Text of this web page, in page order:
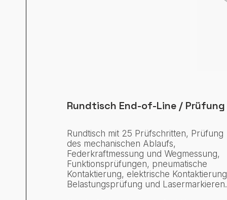
Rundtisch End-of-Line / Prüfung
Rundtisch mit 25 Prüfschritten, Prüfung
des mechanischen Ablaufs,
Federkraftmessung und Wegmessung,
Funktionsprüfungen, pneumatische
Kontaktierung, elektrische
Belastungsprüfung und Lasermarkieren.